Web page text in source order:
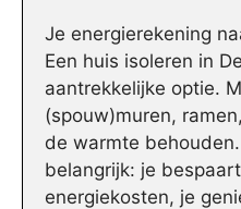
Je energierekening
Een huis isoleren in
aantrekkelijke optie.
(spouw)muren,
de warmte
belangrijk: je
energiekosten, je